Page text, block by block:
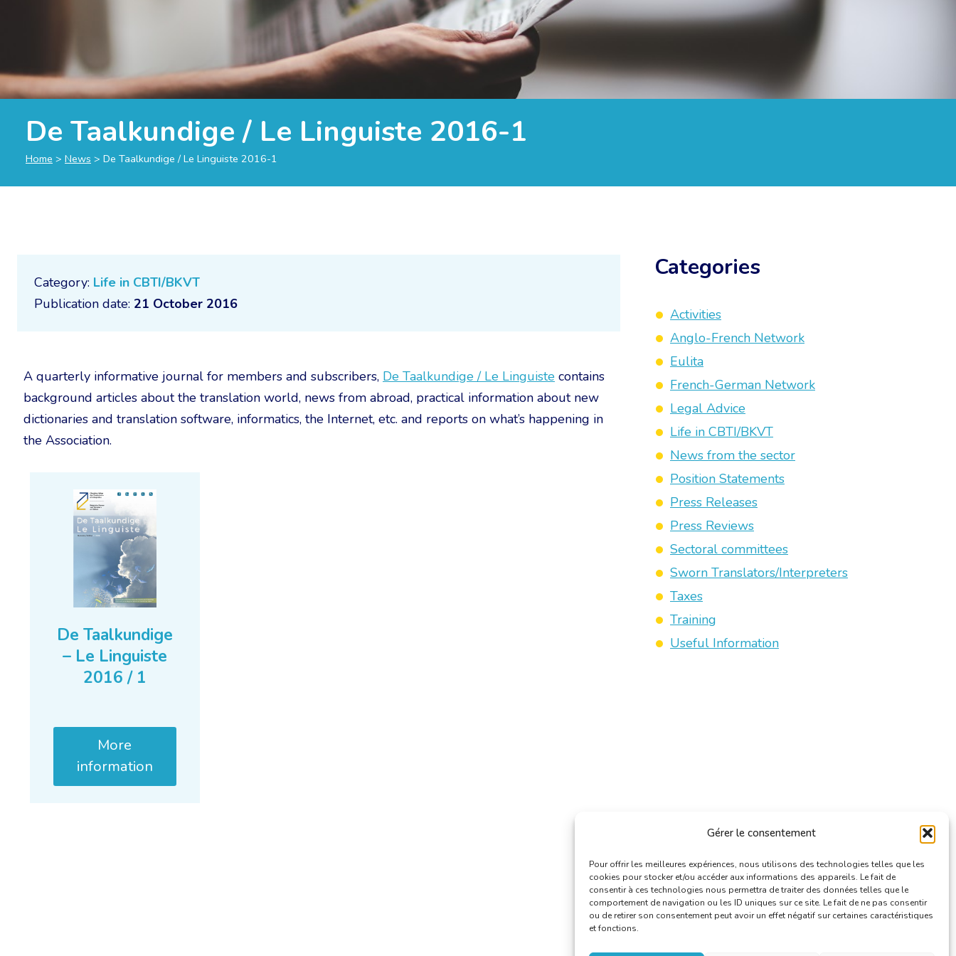
Gérer le consentement
Pour offrir les meilleures expériences, nous utilisons des technologies telles que les
cookies pour stocker et/ou accéder aux informations des appareils. Le fait de
consentir à ces technologies nous permettra de traiter des données telles que le
comportement de navigation ou les ID uniques sur ce site. Le fait de ne pas consentir
ou de retirer son consentement peut avoir un effet négatif sur certaines caractéristiques
et fonctions.
De Taalkundige / Le Linguiste 2016-1
Home > News > De Taalkundige / Le Linguiste 2016-1
Category: Life in CBTI/BKVT
Publication date: 21 October 2016
A quarterly informative journal for members and subscribers, De Taalkundige / Le Linguiste contains
background articles about the translation world, news from abroad, practical information about new
dictionaries and translation software, informatics, the Internet, etc. and reports on what’s happening in
the Association.
De Taalkundige
– Le Linguiste
2016 / 1
More
information
Categories
Activities
Anglo-French Network
Eulita
French-German Network
Legal Advice
Life in CBTI/BKVT
News from the sector
Position Statements
Press Releases
Press Reviews
Sectoral committees
Sworn Translators/Interpreters
Taxes
Training
Useful Information